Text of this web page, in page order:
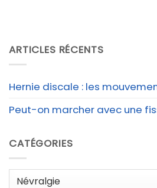
ARTICLES RÉCENTS
Hernie discale : les
Peut-on marcher avec une
CATÉGORIES
Catégories